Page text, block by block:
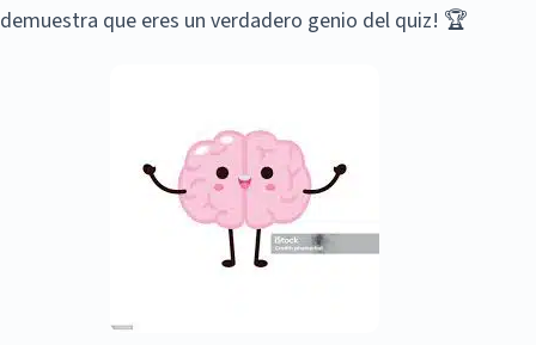
demuestra que eres un verdadero genio del quiz! 🏆